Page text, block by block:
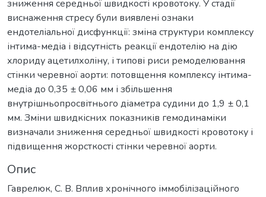
зниження середньої швидкості кровотоку. У стадії
виснаження стресу були виявлені ознаки
ендотеліальної дисфункції: зміна структури комплексу
інтима-медіа і відсутність реакції ендотелію на дію
хлориду ацетилхоліну, і типові риси ремоделювання
стінки черевної аорти: потовщення комплексу інтима-
медіа до 0,35 ± 0,06 мм і збільшення
внутрішньопросвітнього діаметра судини до 1,9 ± 0,1
мм. Зміни швидкісних показників гемодинаміки
визначали зниження середньої швидкості кровотоку і
підвищення жорсткості стінки черевної аорти.
Опис
Гаврелюк, С. В. Вплив хронічного іммобілізаційного